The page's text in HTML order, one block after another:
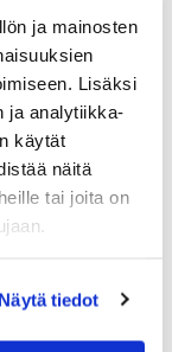
ja mainosten
Lisäksi
ja analytiikka-
käytät
näitä
tai joita on
Näytä tiedot